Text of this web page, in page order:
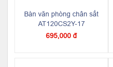
Bàn văn phòng chân sắt
AT120CS2Y-17
695,000 đ